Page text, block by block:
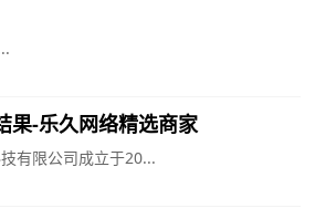
果-乐久网络精选商家
限公司成立于20...